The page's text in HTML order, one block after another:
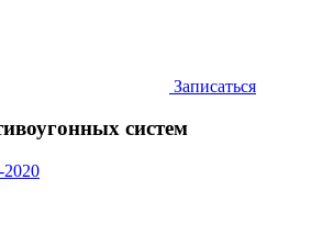
Записаться
систем